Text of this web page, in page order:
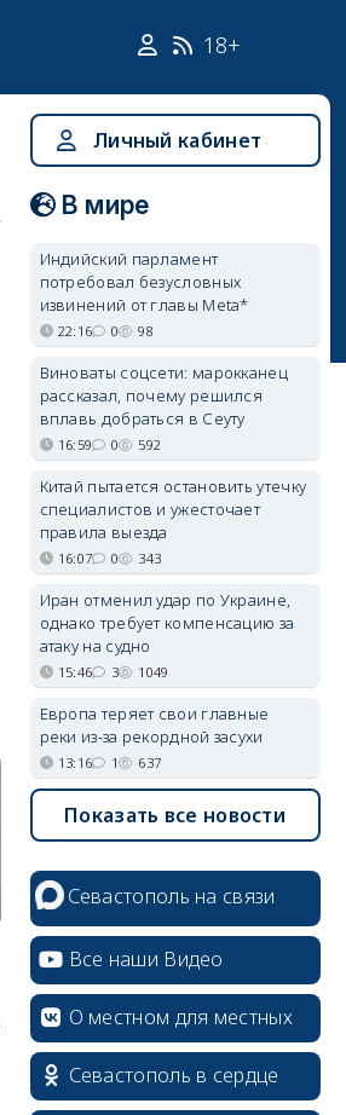
18+
Личный кабинет
В мире
Индийский парламент
потребовал безусловных
извинений от главы Meta*
22:16 0 98
Виноваты соцсети: марокканец
рассказал, почему решился
вплавь добраться в Сеуту
16:59 0 592
Китай пытается остановить утечку
специалистов и ужесточает
правила выезда
16:07 0 343
Иран отменил удар по Украине,
однако требует компенсацию за
атаку на судно
15:46 3 1049
Европа теряет свои главные
реки из-за рекордной засухи
13:16 1 637
Показать все новости
Севастополь на связи
Все наши Видео
О местном для местных
Севастополь в сердце